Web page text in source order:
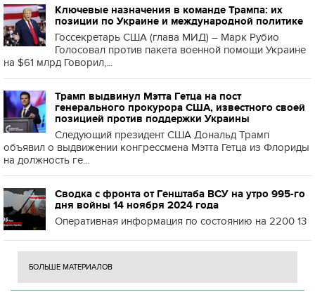
Ключевые назначения в команде Трампа: их
позиции по Украине и международной политике
Госсекретарь США (глава МИД) – Марк Рубио
Голосовал против пакета военной помощи Украине
на $61 млрд Говорил,...
Трамп выдвинул Мэтта Гетца на пост
генерального прокурора США, известного своей
позицией против поддержки Украины
Следующий президент США Дональд Трамп
объявил о выдвижении конгрессмена Мэтта Гетца из Флориды
на должность ге...
Сводка с фронта от Генштаба ВСУ на утро 995-го
дня войны 14 ноября 2024 года
Оперативная информация по состоянию на 2200 13
БОЛЬШЕ МАТЕРИАЛОВ